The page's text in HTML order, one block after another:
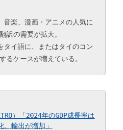
楽、漫画・アニメの人気に
訳の需要が拡大。
イ語に、またはタイのコン
るケースが増えている。
）「2024年のGDP成長率は
、輸出が増加 」